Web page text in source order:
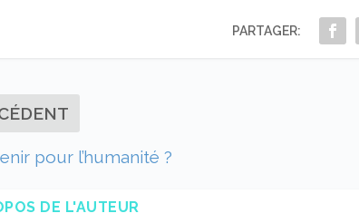
PARTAGER:
pour l’humanité ?
DE L'AUTEUR